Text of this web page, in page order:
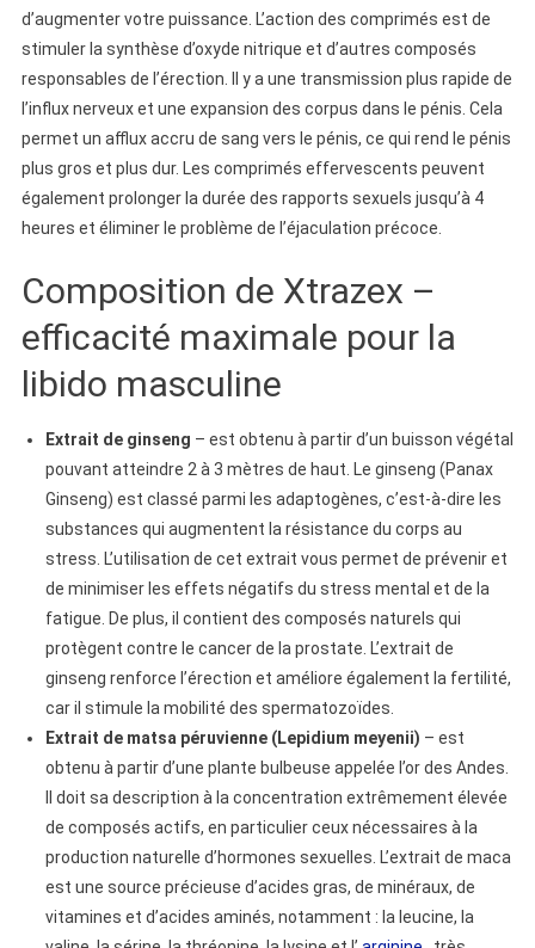
d’augmenter votre puissance. L’action des comprimés est de
stimuler la synthèse d’oxyde nitrique et d’autres composés
responsables de l’érection. Il y a une transmission plus rapide de
l’influx nerveux et une expansion des corpus dans le pénis. Cela
permet un afflux accru de sang vers le pénis, ce qui rend le pénis
plus gros et plus dur. Les comprimés effervescents peuvent
également prolonger la durée des rapports sexuels jusqu’à 4
heures et éliminer le problème de l’éjaculation précoce.
Composition de Xtrazex –
efficacité maximale pour la
libido masculine
Extrait de ginseng – est obtenu à partir d’un buisson végétal
pouvant atteindre 2 à 3 mètres de haut. Le ginseng (Panax
Ginseng) est classé parmi les adaptogènes, c’est-à-dire les
substances qui augmentent la résistance du corps au
stress. L’utilisation de cet extrait vous permet de prévenir et
de minimiser les effets négatifs du stress mental et de la
fatigue. De plus, il contient des composés naturels qui
protègent contre le cancer de la prostate. L’extrait de
ginseng renforce l’érection et améliore également la fertilité,
car il stimule la mobilité des spermatozoïdes.
Extrait de matsa péruvienne (Lepidium meyenii) – est
obtenu à partir d’une plante bulbeuse appelée l’or des Andes.
Il doit sa description à la concentration extrêmement élevée
de composés actifs, en particulier ceux nécessaires à la
production naturelle d’hormones sexuelles. L’extrait de maca
est une source précieuse d’acides gras, de minéraux, de
vitamines et d’acides aminés, notamment : la leucine, la